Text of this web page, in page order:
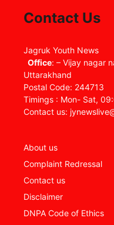
Contact Us
Jagruk Youth News
Office: – Vijay nagar
Uttarakhand
Postal Code: 244713
Timings : Mon- Sat,
Contact us:
About us
Complaint Redressal
Contact us
Disclaimer
DNPA Code of Ethics